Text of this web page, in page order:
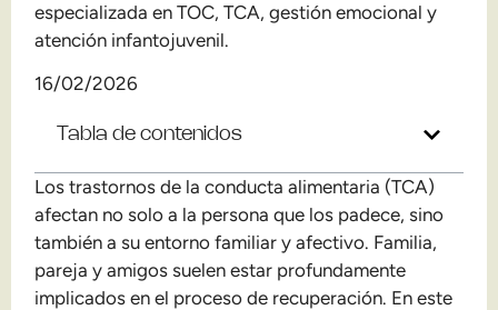
especializada en TOC, TCA, gestión emocional y
atención infantojuvenil.
16/02/2026
Tabla de contenidos
Los trastornos de la conducta alimentaria (TCA)
afectan no solo a la persona que los padece, sino
también a su entorno familiar y afectivo. Familia,
pareja y amigos suelen estar profundamente
implicados en el proceso de recuperación. En este